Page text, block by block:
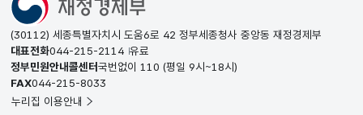
(30112) 세종특별자치시 도움6로 42 정부세종청사 중앙동 재정경제부
대표전화044-215-2114 유료
정부민원안내콜센터국번없이 110 (평일 9시~18시)
FAX044-215-8033
누리집 이용안내